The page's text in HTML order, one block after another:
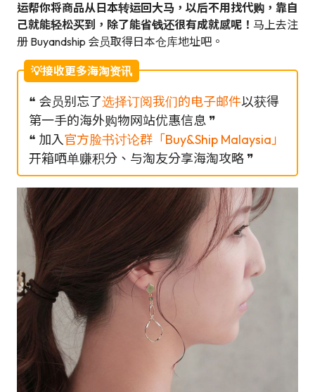
运帮你将商品从日本转运回大马，以后不用找代购，靠自
己就能轻松买到，除了能省钱还很有成就感呢！ 马上去注
册 Buyandship 会员取得日本仓库地址吧。
💡接收更多海淘资讯
❝ 会员别忘了选择订阅我们的电子邮件以获得
第一手的海外购物网站优惠信息 ❞
❝ 加入官方脸书讨论群「Buy&Ship Malaysia」
开箱哂单赚积分、与淘友分享海淘攻略 ❞